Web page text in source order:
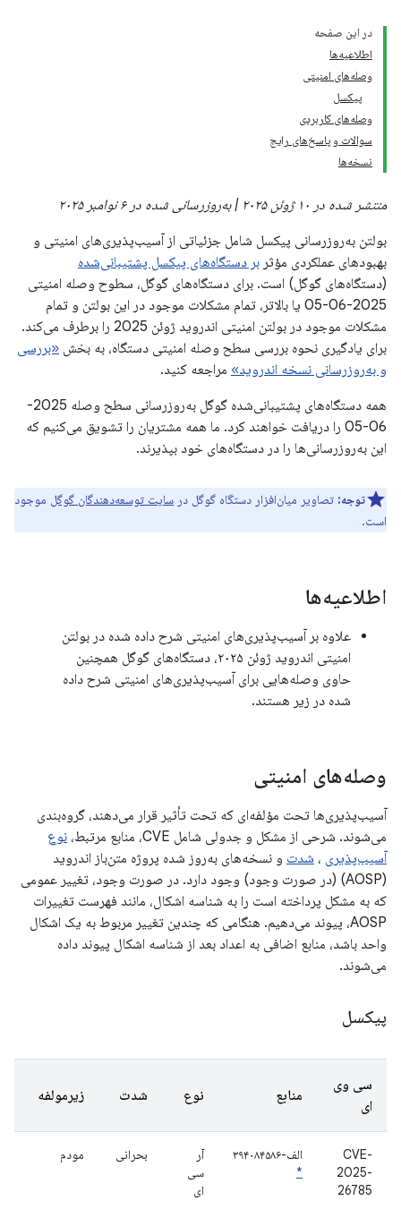
در این صفحه
اطلاعیه‌ها
وصله‌های امنیتی
پیکسل
وصله‌های کاربردی
سوالات و پاسخ‌های رایج
نسخه‌ها
منتشر شده در ۱۰ ژوئن ۲۰۲۵ | به‌روزرسانی شده در ۶ نوامبر ۲۰۲۵
بولتن به‌روزرسانی پیکسل شامل جزئیاتی از آسیب‌پذیری‌های امنیتی و
بهبودهای عملکردی مؤثر بر دستگاه‌های پیکسل پشتیبانی‌شده
(دستگاه‌های گوگل) است. برای دستگاه‌های گوگل، سطوح وصله امنیتی
2025-06-05 یا بالاتر، تمام مشکلات موجود در این بولتن و تمام
مشکلات موجود در بولتن امنیتی اندروید ژوئن 2025 را برطرف می‌کند.
برای یادگیری نحوه بررسی سطح وصله امنیتی دستگاه، به بخش «بررسی
و به‌روزرسانی نسخه اندروید» مراجعه کنید.
همه دستگاه‌های پشتیبانی‌شده گوگل به‌روزرسانی سطح وصله 2025-
06-05 را دریافت خواهند کرد. ما همه مشتریان را تشویق می‌کنیم که
این به‌روزرسانی‌ها را در دستگاه‌های خود بپذیرند.
توجه: تصاویر میان‌افزار دستگاه گوگل در سایت توسعه‌دهندگان گوگل موجود
است.
اطلاعیه‌ها
علاوه بر آسیب‌پذیری‌های امنیتی شرح داده شده در بولتن
امنیتی اندروید ژوئن ۲۰۲۵، دستگاه‌های گوگل همچنین
حاوی وصله‌هایی برای آسیب‌پذیری‌های امنیتی شرح داده
شده در زیر هستند.
وصله‌های امنیتی
آسیب‌پذیری‌ها تحت مؤلفه‌ای که تحت تأثیر قرار می‌دهند، گروه‌بندی
می‌شوند. شرحی از مشکل و جدولی شامل CVE، منابع مرتبط،
نوع
آسیب‌پذیری ، شدت و نسخه‌های به‌روز شده پروژه متن‌باز اندروید
(AOSP) (در صورت وجود) وجود دارد. در صورت وجود، تغییر عمومی
که به مشکل پرداخته است را به شناسه اشکال، مانند فهرست تغییرات
AOSP، پیوند می‌دهیم. هنگامی که چندین تغییر مربوط به یک اشکال
واحد باشد، منابع اضافی به اعداد بعد از شناسه اشکال پیوند داده
می‌شوند.
پیکسل
سی وی
ای
منابع نوع شدت زیرمولفه
CVE-
2025-
26785
الف-۳۹۴۰۸۴۵۸۶
*
آر
سی
ای
بحرانی مودم